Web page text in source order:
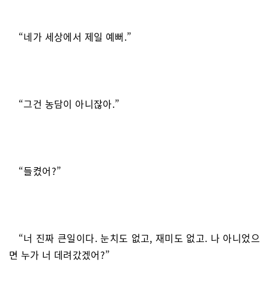
“네가 세상에서 제일 예뻐.”
“그건 농담이 아니잖아.”
“들켰어?”
“너 진짜 큰일이다. 눈치도 없고, 재미도 없고. 나 아니었으
면 누가 너 데려갔겠어?”